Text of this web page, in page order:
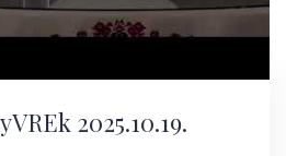
2025.10.19.